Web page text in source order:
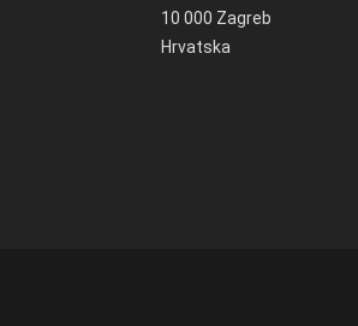
10 000 Zagreb
Hrvatska